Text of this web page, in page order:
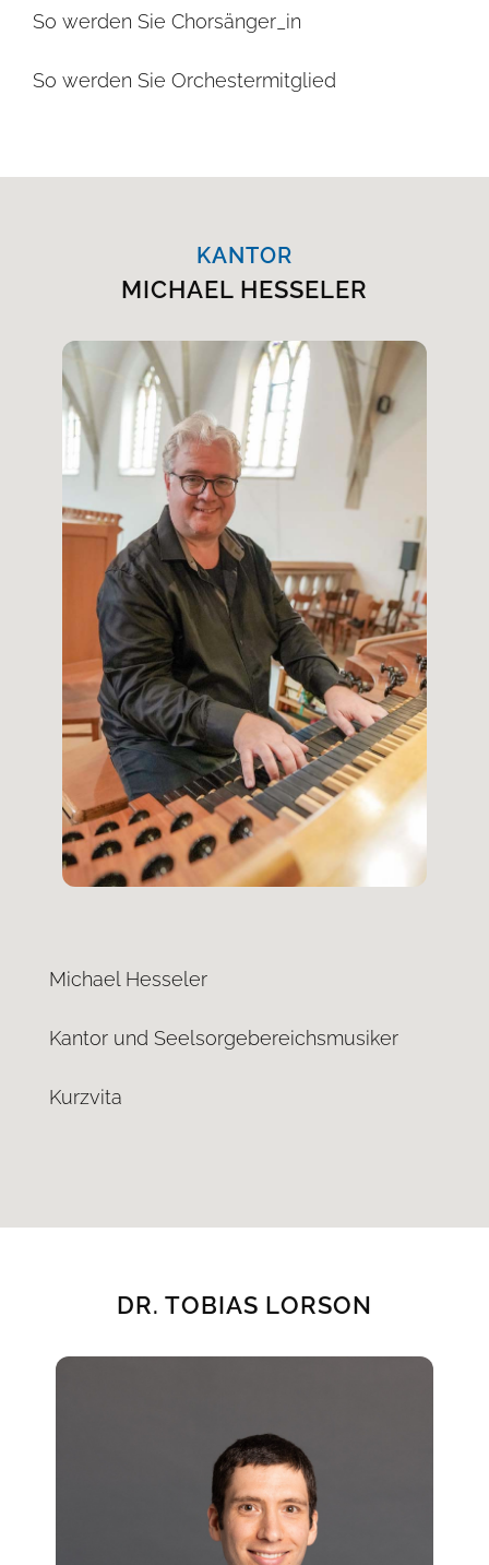
So werden Sie Chorsänger_in
So werden Sie Orchestermitglied
KANTOR
MICHAEL HESSELER
Michael Hesseler
Kantor und Seelsorgebereichsmusiker
Kurzvita
DR. TOBIAS LORSON